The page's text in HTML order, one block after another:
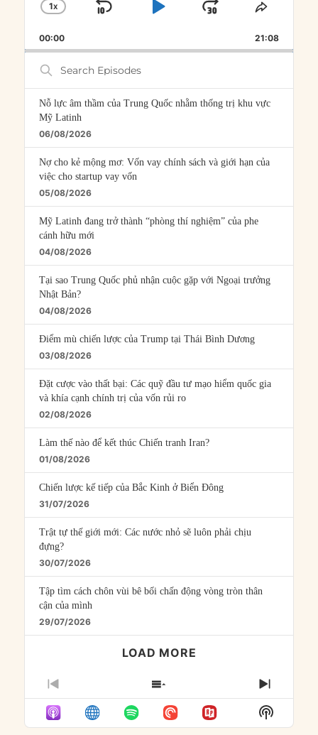
CHANGE
RATE
1X
SKIP
PLAYJUMP
FORWARD
SHARE
00:00 21:08
Search
Episodes
Nỗ lực âm thầm của Trung Quốc nhằm thống trị khu vực
Mỹ Latinh
06/08/2026
Nợ cho kẻ mộng mơ: Vốn vay chính sách và giới hạn của
việc cho startup vay vốn
05/08/2026
Mỹ Latinh đang trở thành “phòng thí nghiệm” của phe
cánh hữu mới
04/08/2026
Tại sao Trung Quốc phủ nhận cuộc gặp với Ngoại trưởng
Nhật Bản?
04/08/2026
Điểm mù chiến lược của Trump tại Thái Bình Dương
03/08/2026
Đặt cược vào thất bại: Các quỹ đầu tư mạo hiểm quốc gia
và khía cạnh chính trị của vốn rủi ro
02/08/2026
Làm thế nào để kết thúc Chiến tranh Iran?
01/08/2026
Chiến lược kế tiếp của Bắc Kinh ở Biển Đông
31/07/2026
Trật tự thế giới mới: Các nước nhỏ sẽ luôn phải chịu
đựng?
30/07/2026
Tập tìm cách chôn vùi bê bối chấn động vòng tròn thân
cận của mình
29/07/2026
LOAD MORE
PREVIOUS
EPISODE
SHOW
EPISODES
LIST
NEXT
Show
Podcast